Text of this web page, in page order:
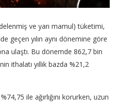
ve yarı mamul) tüketimi,
geçen yılın aynı dönemine göre
ulaştı. Bu dönemde 862,7 bin
ithalatı yıllık bazda %21,2
ile ağırlığını korurken, uzun